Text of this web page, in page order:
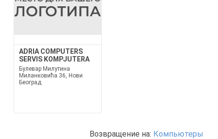
ADRIA COMPUTERS
SERVIS KOMPJUTERA
Булевар Милутина
Миланковића 36, Нови
Београд
Возвращение на: Компьютеры